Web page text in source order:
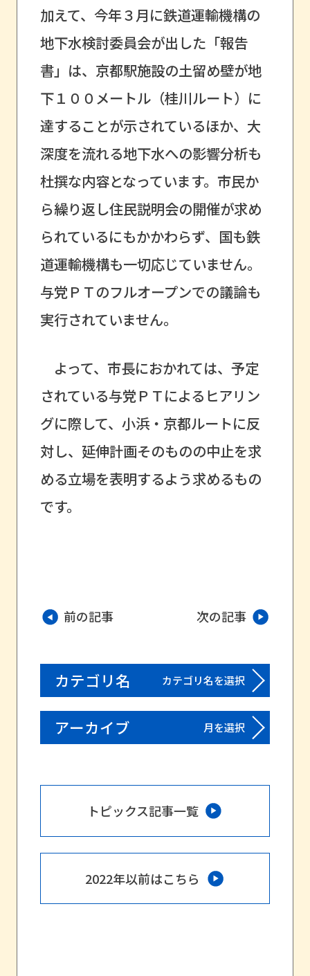
加えて、今年３月に鉄道運輸機構の
地下水検討委員会が出した「報告
書」は、京都駅施設の土留め壁が地
下１００メートル（桂川ルート）に
達することが示されているほか、大
深度を流れる地下水への影響分析も
杜撰な内容となっています。市民か
ら繰り返し住民説明会の開催が求め
られているにもかかわらず、国も鉄
道運輸機構も一切応じていません。
与党ＰＴのフルオープンでの議論も
実行されていません。
よって、市長におかれては、予定
されている与党ＰＴによるヒアリン
グに際して、小浜・京都ルートに反
対し、延伸計画そのものの中止を求
める立場を表明するよう求めるもの
です。
前の記事 次の記事
カテゴリ名 カテゴリ名を選択
アーカイブ 月を選択
トピックス記事一覧
2022年以前はこちら